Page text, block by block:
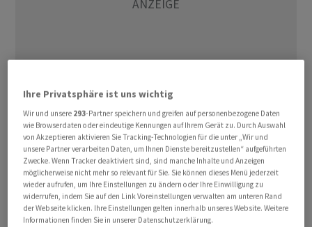
Zur Wochenmitte hatte sich Rohöl aus der Nordsee
noch um etwa zwei Dollar ja Barrel verbilligt. Auslöser
für den Preisrutsch waren Daten zur Entwicklung der
Ölreserven in den USA. Am Mittwoch war bekannt
geworden, dass die amerikanischen Bestände an Rohöl
in der vergangenen Woche um 12,0 Millionen auf 439,4
Ihre Privatsphäre ist uns wichtig
Wir und unsere 293-Partner speichern und greifen auf personenbezogene Daten
wie Browserdaten oder eindeutige Kennungen auf Ihrem Gerät zu. Durch Auswahl
von Akzeptieren aktivieren Sie Tracking-Technologien für die unter „Wir und
unsere Partner verarbeiten Daten, um Ihnen Dienste bereitzustellen“ aufgeführten
Zwecke. Wenn Tracker deaktiviert sind, sind manche Inhalte und Anzeigen
möglicherweise nicht mehr so relevant für Sie. Sie können dieses Menü jederzeit
wieder aufrufen, um Ihre Einstellungen zu ändern oder Ihre Einwilligung zu
widerrufen, indem Sie auf den Link Voreinstellungen verwalten am unteren Rand
der Webseite klicken. Ihre Einstellungen gelten innerhalb unseres Website. Weitere
Informationen finden Sie in unserer Datenschutzerklärung.